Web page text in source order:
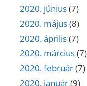
2020. június(7)
2020. május(8)
2020. április(7)
2020. március(7)
2020. február(7)
2020. január(9)